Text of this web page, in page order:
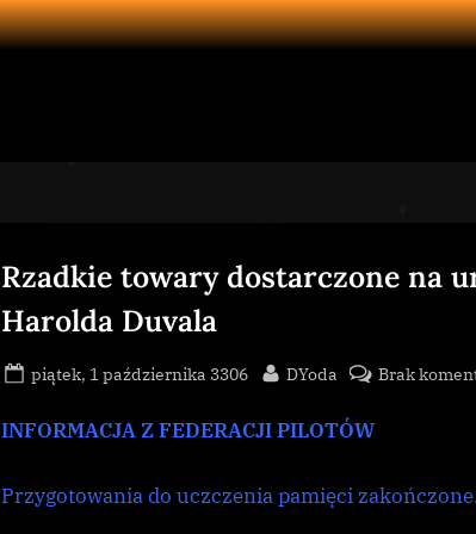
Rzadkie towary dostarczone na
Harolda Duvala
Posted
piątek, 1 października 3306 By
DYoda Brak
INFORMACJA Z FEDERACJI PILOTÓW
Przygotowania do uczczenia pamięci